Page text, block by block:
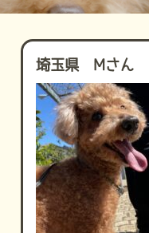
埼玉県 Mさん